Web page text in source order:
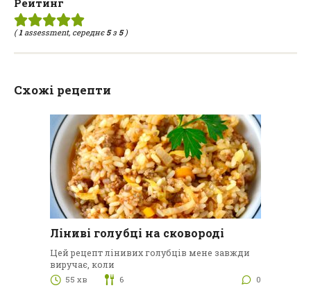
Рейтинг
(1assessment, середнє5з 5)
Схожі рецепти
Ліниві голубці на сковороді
Цей рецепт лінивих голубців мене завжди
виручає, коли
55 хв 6 0